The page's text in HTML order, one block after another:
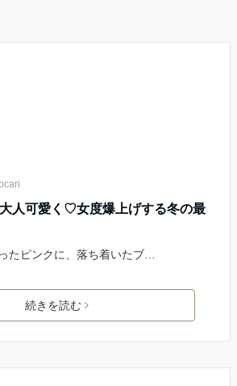
人可愛く♡女度爆上げする冬の最
たピンクに、落ち着いたブ…
続きを読む